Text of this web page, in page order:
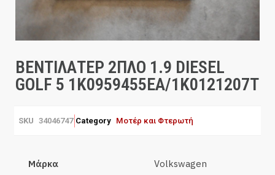
ΒΕΝΤΙΛΑΤΕΡ 2ΠΛΟ 1.9 DIESEL
GOLF 5 1K0959455EA/1K0121207T
SKU 34046747 Category Μοτέρ και Φτερωτή
Μάρκα Volkswagen